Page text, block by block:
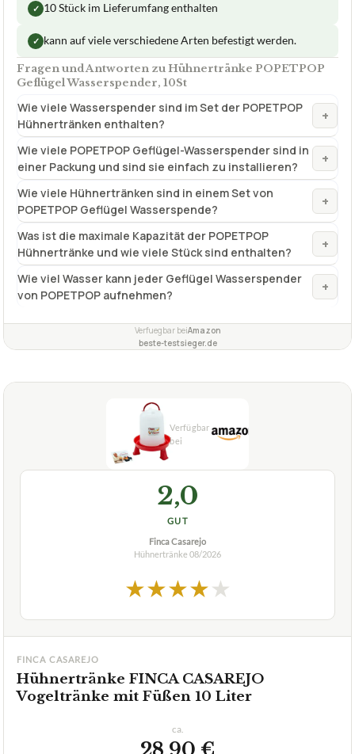
✓ 10 Stück im Lieferumfang enthalten
✓ kann auf viele verschiedene Arten befestigt werden.
Fragen und Antworten zu Hühnertränke POPETPOP
Geflügel Wasserspender, 10St
Wie viele Wasserspender sind im Set der POPETPOP
Hühnertränken enthalten?
+
Wie viele POPETPOP Geflügel-Wasserspender sind in
einer Packung und sind sie einfach zu installieren?
+
Wie viele Hühnertränken sind in einem Set von
POPETPOP Geflügel Wasserspende?
+
Was ist die maximale Kapazität der POPETPOP
Hühnertränke und wie viele Stück sind enthalten?
+
Wie viel Wasser kann jeder Geflügel Wasserspender
von POPETPOP aufnehmen?
+
Verfuegbar beiAmazon
beste-testsieger.de
2,0
GUT
Finca Casarejo
Hühnertränke 08/2026
★★★★★
FINCA CASAREJO
Hühnertränke FINCA CASAREJO
Vogeltränke mit Füßen 10 Liter
ca.